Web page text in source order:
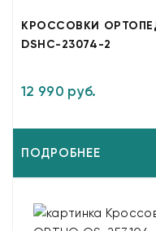
КРОССОВКИ
DSHC-23074-2
12 990 руб.
ПОДРОБНЕЕ